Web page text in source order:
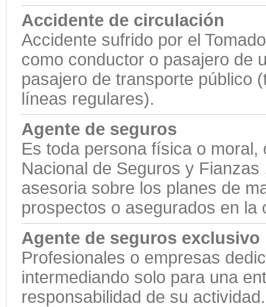
Accidente de circulación
Accidente sufrido por el
como conductor o pasajero de
pasajero de transporte público
líneas regulares).
Agente de seguros
Es toda persona física o
Nacional de Seguros y
asesoria sobre los planes de
prospectos o asegurados en la
Agente de seguros exclusivo
Profesionales o empresas
intermediando solo para una
responsabilidad de su actividad.